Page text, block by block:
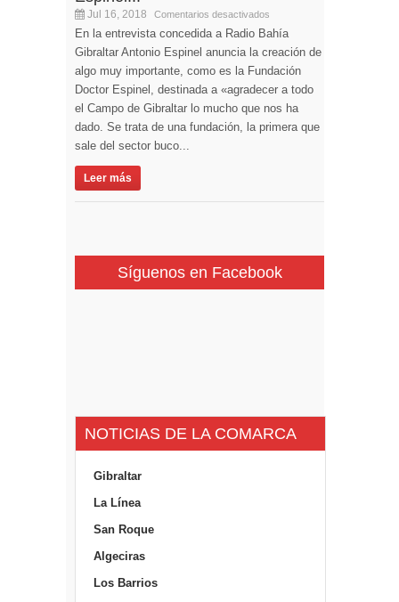
Jul 16, 2018 Comentarios desactivados
En la entrevista concedida a Radio Bahía
Gibraltar Antonio Espinel anuncia la creación de
algo muy importante, como es la Fundación
Doctor Espinel, destinada a «agradecer a todo
el Campo de Gibraltar lo mucho que nos ha
dado. Se trata de una fundación, la primera que
sale del sector buco...
Leer más
Síguenos en Facebook
NOTICIAS DE LA COMARCA
Gibraltar
La Línea
San Roque
Algeciras
Los Barrios